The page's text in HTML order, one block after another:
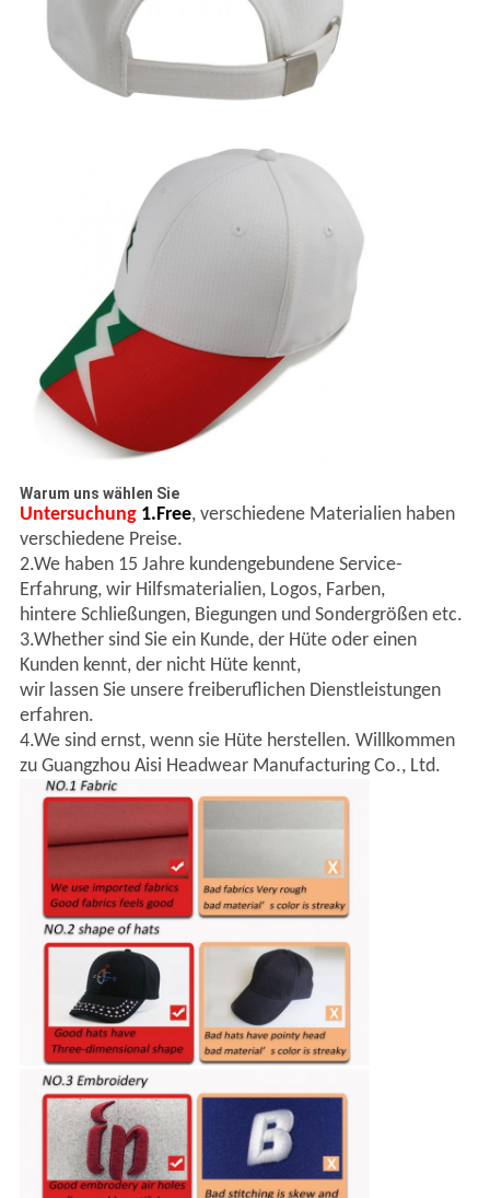
Warum uns wählen Sie
Untersuchung 1.Free, verschiedene Materialien haben
verschiedene Preise.
2.We haben 15 Jahre kundengebundene Service-
Erfahrung, wir Hilfsmaterialien, Logos, Farben,
hintere Schließungen, Biegungen und Sondergrößen etc.
3.Whether sind Sie ein Kunde, der Hüte oder einen
Kunden kennt, der nicht Hüte kennt,
wir lassen Sie unsere freiberuflichen Dienstleistungen
erfahren.
4.We sind ernst, wenn sie Hüte herstellen. Willkommen
zu Guangzhou Aisi Headwear Manufacturing Co., Ltd.